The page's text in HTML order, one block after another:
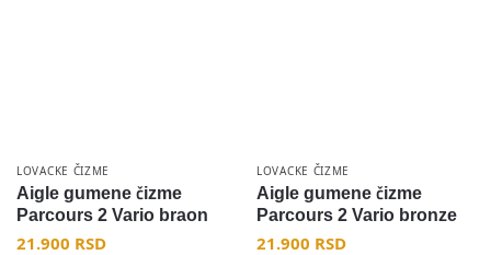
LOVACKE ČIZME
Aigle gumene čizme
Parcours 2 Vario braon
21.900 RSD
LOVACKE ČIZME
Aigle gumene čizme
Parcours 2 Vario bronze
21.900 RSD